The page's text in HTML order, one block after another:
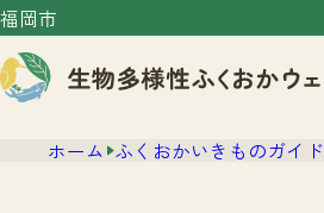
福岡市
ホーム ふくおかいきものガイド